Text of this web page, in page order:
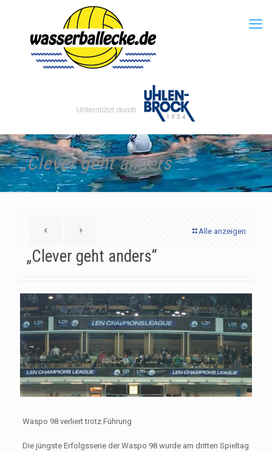
„Clever geht anders“
Alle anzeigen
„Clever geht anders“
Waspo 98 verliert trotz Führung
Die jüngste Erfolgsserie der Waspo 98 wurde am dritten Spieltag